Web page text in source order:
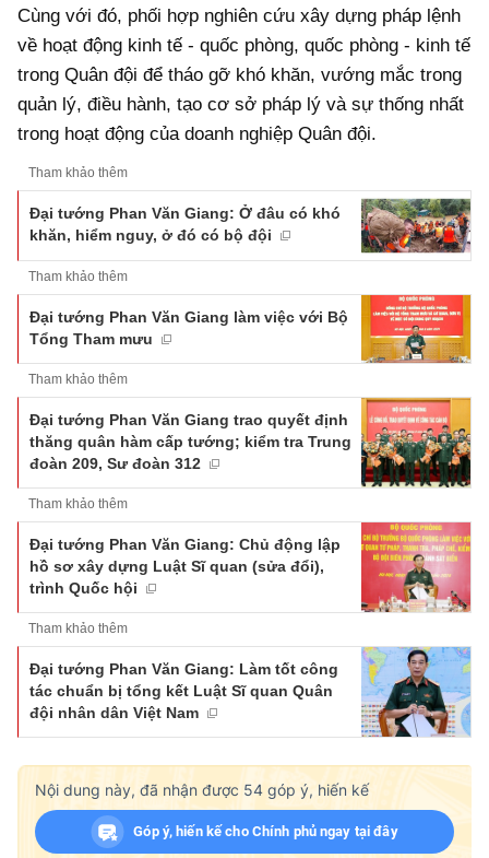
Cùng với đó, phối hợp nghiên cứu xây dựng pháp lệnh
về hoạt động kinh tế - quốc phòng, quốc phòng - kinh tế
trong Quân đội để tháo gỡ khó khăn, vướng mắc trong
quản lý, điều hành, tạo cơ sở pháp lý và sự thống nhất
trong hoạt động của doanh nghiệp Quân đội.
Tham khảo thêm
Đại tướng Phan Văn Giang: Ở đâu có khó
khăn, hiểm nguy, ở đó có bộ đội
Tham khảo thêm
Đại tướng Phan Văn Giang làm việc với Bộ
Tổng Tham mưu
Tham khảo thêm
Đại tướng Phan Văn Giang trao quyết định
thăng quân hàm cấp tướng; kiểm tra Trung
đoàn 209, Sư đoàn 312
Tham khảo thêm
Đại tướng Phan Văn Giang: Chủ động lập
hồ sơ xây dựng Luật Sĩ quan (sửa đổi),
trình Quốc hội
Tham khảo thêm
Đại tướng Phan Văn Giang: Làm tốt công
tác chuẩn bị tổng kết Luật Sĩ quan Quân
đội nhân dân Việt Nam
Nội dung này, đã nhận được 54 góp ý, hiến kế
Góp ý, hiến kế cho Chính phủ ngay tại đây